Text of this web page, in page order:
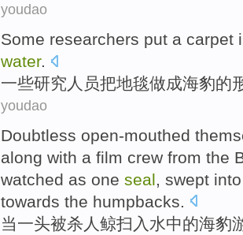
youdao
Some researchers put a
water.
一些研究人员把地毯做成海豹的
youdao
Doubtless open-mouthed
along with a film crew from the
watched as one seal , swept
towards the humpbacks
当一头被杀人 鲸扫入 水中的海豹